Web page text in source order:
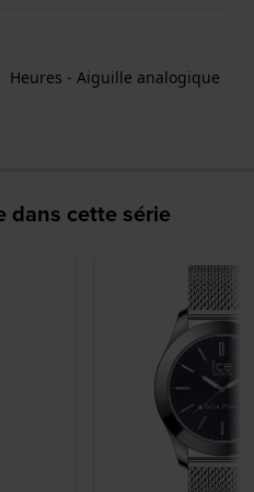
Heures - Aiguille analogique
dans cette série